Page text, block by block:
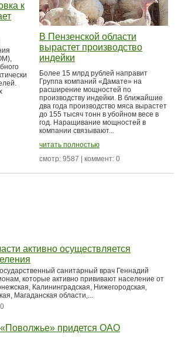
к
В Пензенской области
вырастет производство
индейки
Более 15 млрд рублей направит
Группа компаний «Дамате» на
расширение мощностей по
производству индейки. В ближайшие
два года производство мяса вырастет
до 155 тысяч тонн в убойном весе в
год. Наращивание мощностей в
компании связывают...
читать полностью
смотр: 9587 | коммент: 0
активно осуществляется
санитарный врач Геннадий
которые активно прививают население от
Калининградская, Нижегородская,
Магаданская области,...
«Поволжье» придется ОАО